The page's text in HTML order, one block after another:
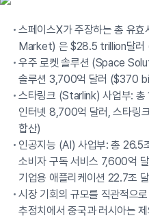
스페이스X가 주장하는 총 유
Market) 은 $28.5 trillion달러
우주 로켓 솔루션 (Space
솔루션 3,700억 달러 ($370
스타링크 (Starlink) 사업부: 총
인터넷 8,700억 달러, 스타링
합산)
인공지능 (AI) 사업부: 총 26.5
소비자 구독 서비스 7,600억
기업용 애플리케이션 22.7조
시장 기회의 규모를 직관적으
추정치에서 중국과 러시아는 제